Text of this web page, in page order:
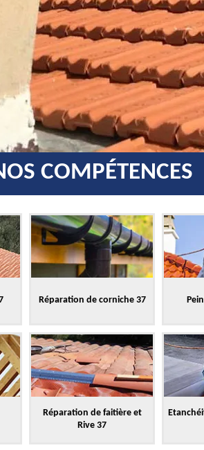
COMPÉTENCES
Réparation de corniche 37
Réparation de faitière et
Rive 37